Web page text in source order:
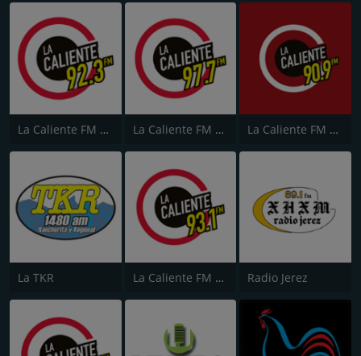
La Caliente FM 92.3 La Caliente FM 97.7 La Caliente FM 90.9
La TKR La Caliente FM 93.1 Radio Jerez